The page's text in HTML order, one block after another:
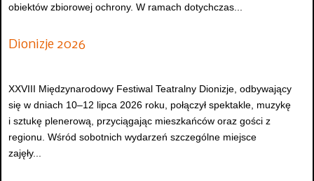
obiektów zbiorowej ochrony. W ramach dotychczas...
Dionizje 2026
XXVIII Międzynarodowy Festiwal Teatralny Dionizje, odbywający
się w dniach 10–12 lipca 2026 roku, połączył spektakle, muzykę
i sztukę plenerową, przyciągając mieszkańców oraz gości z
regionu. Wśród sobotnich wydarzeń szczególne miejsce
zajęły...